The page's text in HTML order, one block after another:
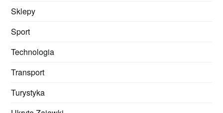
Sklepy
Sport
Technologia
Transport
Turystyka